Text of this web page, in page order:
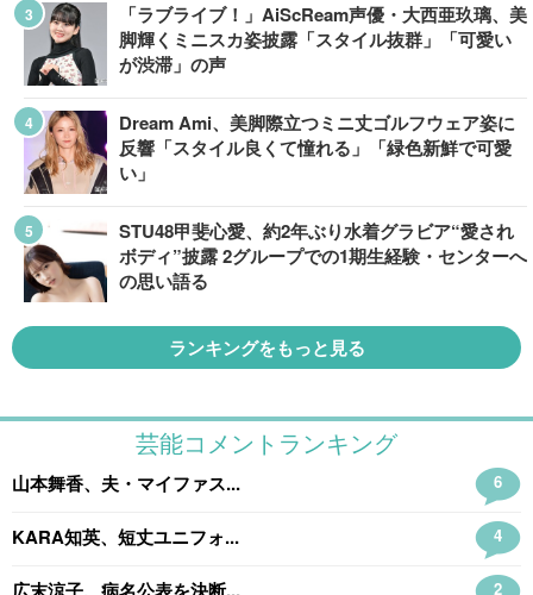
「ラブライブ！」AiScReam声優・大西亜玖璃、美
脚輝くミニスカ姿披露「スタイル抜群」「可愛い
が渋滞」の声
Dream Ami、美脚際立つミニ丈ゴルフウェア姿に
反響「スタイル良くて憧れる」「緑色新鮮で可愛
い」
STU48甲斐心愛、約2年ぶり水着グラビア“愛され
ボディ”披露 2グループでの1期生経験・センターへ
の思い語る
ランキングをもっと見る